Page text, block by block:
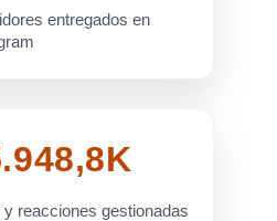
entregados en
y reacciones gestionadas